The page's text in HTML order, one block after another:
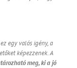
egy valós igény, a
képezzenek. A
meg, ki a jó